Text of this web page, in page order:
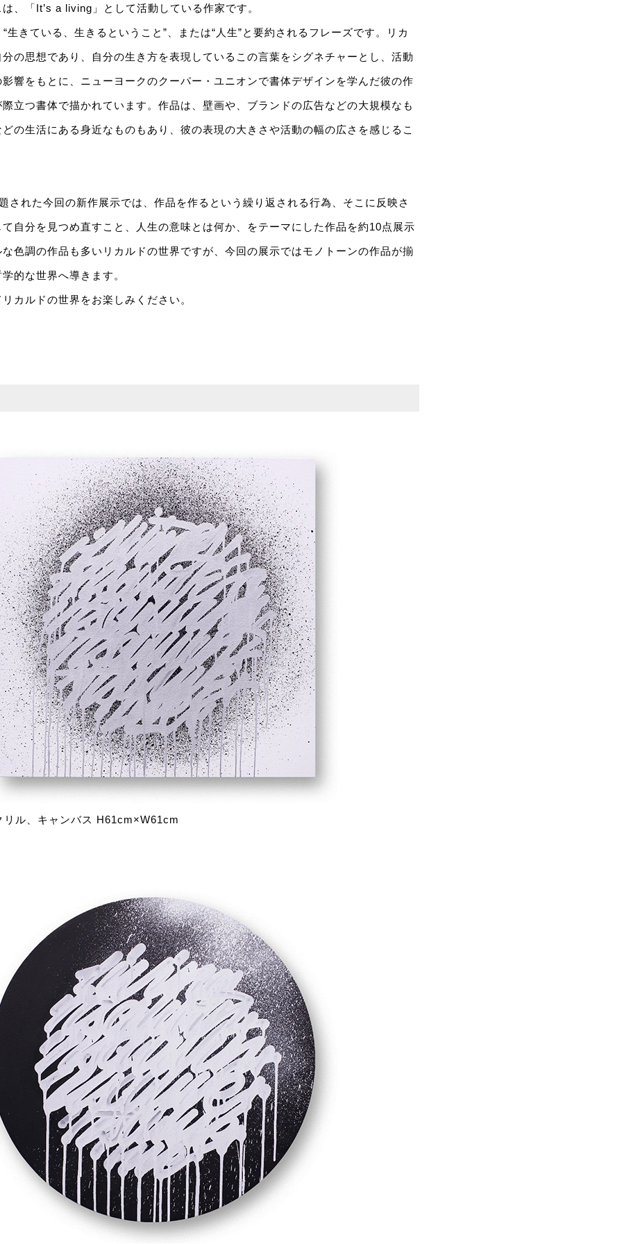
、「It’s a living」として活動している作家です。
生きている、生きるということ”、または“人生”と要約されるフレーズです。リカ
の思想であり、自分の生き方を表現しているこの言葉をシグネチャーとし、活動
響をもとに、ニューヨークのクーパー・ユニオンで書体デザインを学んだ彼の作
立つ書体で描かれています。作品は、壁画や、ブランドの広告などの大規模なも
の生活にある身近なものもあり、彼の表現の大きさや活動の幅の広さを感じるこ
された今回の新作展示では、作品を作るという繰り返される行為、そこに反映さ
自分を見つめ直すこと、人生の意味とは何か、をテーマにした作品を約10点展示
色調の作品も多いリカルドの世界ですが、今回の展示ではモノトーンの作品が揃
的な世界へ導きます。
カルドの世界をお楽しみください。
ル、キャンバス H61cm×W61cm